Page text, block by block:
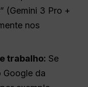
(Gemini 3 Pro +
nos
trabalho: Se
Google da